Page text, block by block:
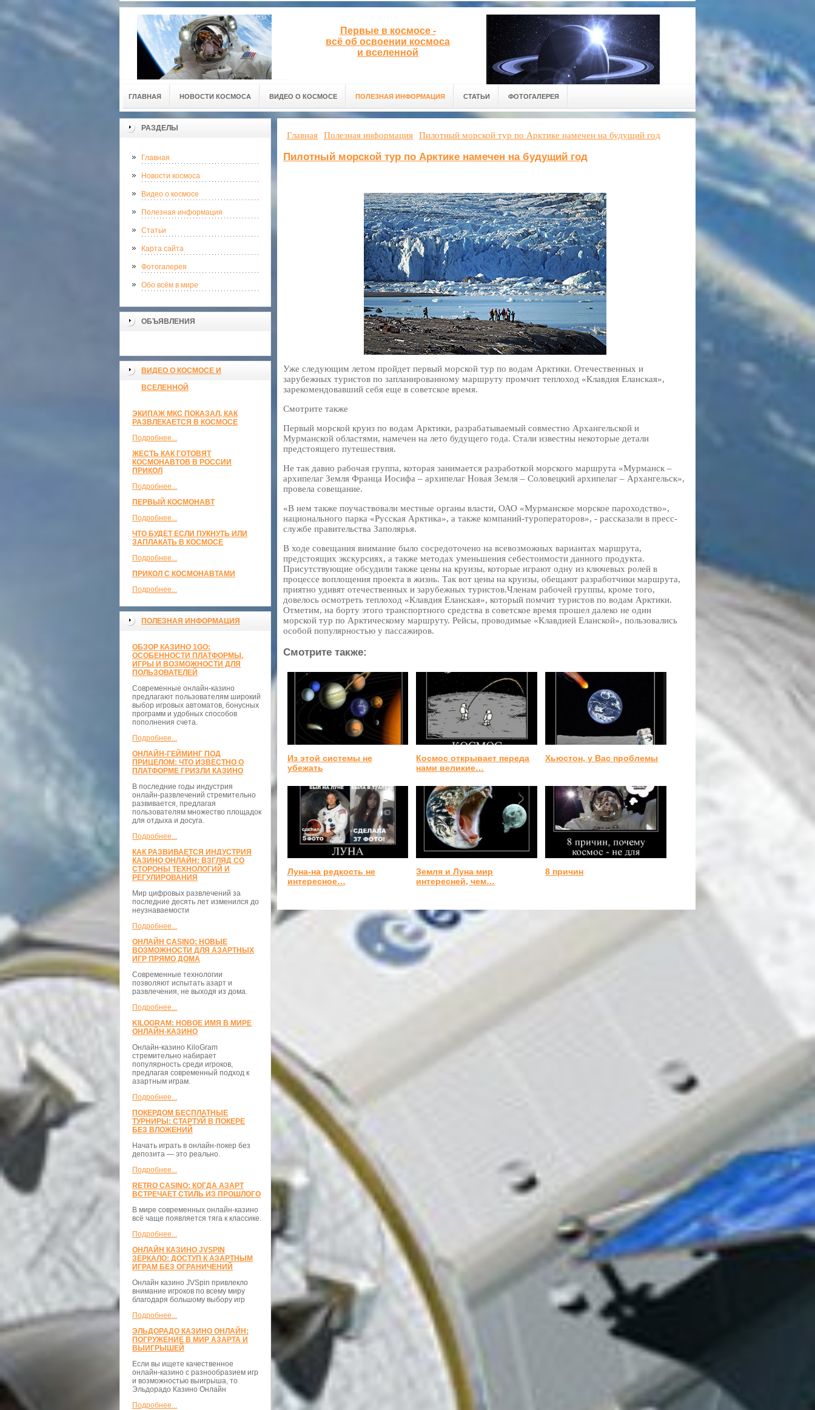
Первые в космосе -
всё об освоении космоса
и вселенной
ГЛАВНАЯ НОВОСТИ КОСМОСА ВИДЕО О КОСМОСЕ ПОЛЕЗНАЯ ИНФОРМАЦИЯ СТАТЬИ ФОТОГАЛЕРЕЯ
РАЗДЕЛЫ
Главная
Новости космоса
Видео о космосе
Полезная информация
Статьи
Карта сайта
Фотогалерея
Обо всём в мире
ОБЪЯВЛЕНИЯ
ВИДЕО О КОСМОСЕ И
ВСЕЛЕННОЙ
ЭКИПАЖ МКС ПОКАЗАЛ, КАК
РАЗВЛЕКАЕТСЯ В КОСМОСЕ
Подробнее...
ЖЕСТЬ КАК ГОТОВЯТ
КОСМОНАВТОВ В РОССИИ
ПРИКОЛ
Подробнее...
ПЕРВЫЙ КОСМОНАВТ
Подробнее...
ЧТО БУДЕТ ЕСЛИ ПУКНУТЬ ИЛИ
ЗАПЛАКАТЬ В КОСМОСЕ
Подробнее...
ПРИКОЛ С КОСМОНАВТАМИ
Подробнее...
ПОЛЕЗНАЯ ИНФОРМАЦИЯ
ОБЗОР КАЗИНО 1GO:
ОСОБЕННОСТИ ПЛАТФОРМЫ,
ИГРЫ И ВОЗМОЖНОСТИ ДЛЯ
ПОЛЬЗОВАТЕЛЕЙ
Современные онлайн-казино
предлагают пользователям широкий
выбор игровых автоматов, бонусных
программ и удобных способов
пополнения счета.
Подробнее...
ОНЛАЙН-ГЕЙМИНГ ПОД
ПРИЦЕЛОМ: ЧТО ИЗВЕСТНО О
ПЛАТФОРМЕ ГРИЗЛИ КАЗИНО
В последние годы индустрия
онлайн-развлечений стремительно
развивается, предлагая
пользователям множество площадок
для отдыха и досуга.
Подробнее...
КАК РАЗВИВАЕТСЯ ИНДУСТРИЯ
КАЗИНО ОНЛАЙН: ВЗГЛЯД СО
СТОРОНЫ ТЕХНОЛОГИЙ И
РЕГУЛИРОВАНИЯ
Мир цифровых развлечений за
последние десять лет изменился до
неузнаваемости
Подробнее...
ОНЛАЙН CASINO: НОВЫЕ
ВОЗМОЖНОСТИ ДЛЯ АЗАРТНЫХ
ИГР ПРЯМО ДОМА
Современные технологии
позволяют испытать азарт и
развлечения, не выходя из дома.
Подробнее...
KILOGRAM: НОВОЕ ИМЯ В МИРЕ
ОНЛАЙН-КАЗИНО
Онлайн-казино KiloGram
стремительно набирает
популярность среди игроков,
предлагая современный подход к
азартным играм.
Подробнее...
ПОКЕРДОМ БЕСПЛАТНЫЕ
ТУРНИРЫ: СТАРТУЙ В ПОКЕРЕ
БЕЗ ВЛОЖЕНИЙ
Начать играть в онлайн-покер без
депозита — это реально.
Подробнее...
RETRO CASINO: КОГДА АЗАРТ
ВСТРЕЧАЕТ СТИЛЬ ИЗ ПРОШЛОГО
В мире современных онлайн-казино
всё чаще появляется тяга к классике.
Подробнее...
ОНЛАЙН КАЗИНО JVSPIN
ЗЕРКАЛО: ДОСТУП К АЗАРТНЫМ
ИГРАМ БЕЗ ОГРАНИЧЕНИЙ
Онлайн казино JVSpin привлекло
внимание игроков по всему миру
благодаря большому выбору игр
Подробнее...
ЭЛЬДОРАДО КАЗИНО ОНЛАЙН:
ПОГРУЖЕНИЕ В МИР АЗАРТА И
ВЫИГРЫШЕЙ
Если вы ищете качественное
онлайн-казино с разнообразием игр
и возможностью выигрыша, то
Эльдорадо Казино Онлайн
Подробнее...
Главная Полезная информация Пилотный морской тур по Арктике намечен на будущий год
Пилотный морской тур по Арктике намечен на будущий год
Уже следующим летом пройдет первый морской тур по водам Арктики. Отечественных и
зарубежных туристов по запланированному маршруту промчит теплоход «Клавдия Еланская»,
зарекомендовавший себя еще в советское время.
Смотрите также
Первый морской круиз по водам Арктики, разрабатываемый совместно Архангельской и
Мурманской областями, намечен на лето будущего года. Стали известны некоторые детали
предстоящего путешествия.
Не так давно рабочая группа, которая занимается разработкой морского маршрута «Мурманск –
архипелаг Земля Франца Иосифа – архипелаг Новая Земля – Соловецкий архипелаг – Архангельск»,
провела совещание.
«В нем также поучаствовали местные органы власти, ОАО «Мурманское морское пароходство»,
национального парка «Русская Арктика», а также компаний-туроператоров», - рассказали в пресс-
службе правительства Заполярья.
В ходе совещания внимание было сосредоточено на всевозможных вариантах маршрута,
предстоящих экскурсиях, а также методах уменьшения себестоимости данного продукта.
Присутствующие обсудили также цены на круизы, которые играют одну из ключевых ролей в
процессе воплощения проекта в жизнь. Так вот цены на круизы, обещают разработчики маршрута,
приятно удивят отечественных и зарубежных туристов.Членам рабочей группы, кроме того,
довелось осмотреть теплоход «Клавдия Еланская», который помчит туристов по водам Арктики.
Отметим, на борту этого транспортного средства в советское время прошел далеко не один
морской тур по Арктическому маршруту. Рейсы, проводимые «Клавдией Еланской», пользовались
особой популярностью у пассажиров.
Смотрите также:
Из этой системы не
убежать
Космос открывает переда
нами великие…
Хьюстон, у Вас проблемы
Луна-на редкость не
интересное…
Земля и Луна мир
интересней, чем…
8 причин